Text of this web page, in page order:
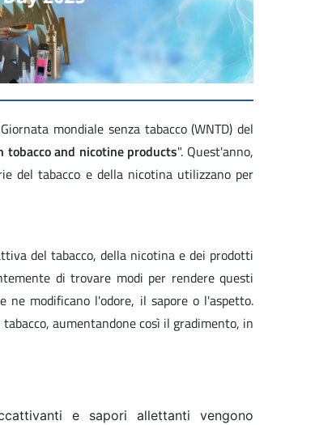
mondiale senza tabacco (WNTD) del
and nicotine products". Quest'anno,
del tabacco e della nicotina utilizzano per
del tabacco, della nicotina e dei prodotti
di trovare modi per rendere questi
modificano l'odore, il sapore o l'aspetto.
aumentandone così il gradimento, in
e sapori allettanti vengono